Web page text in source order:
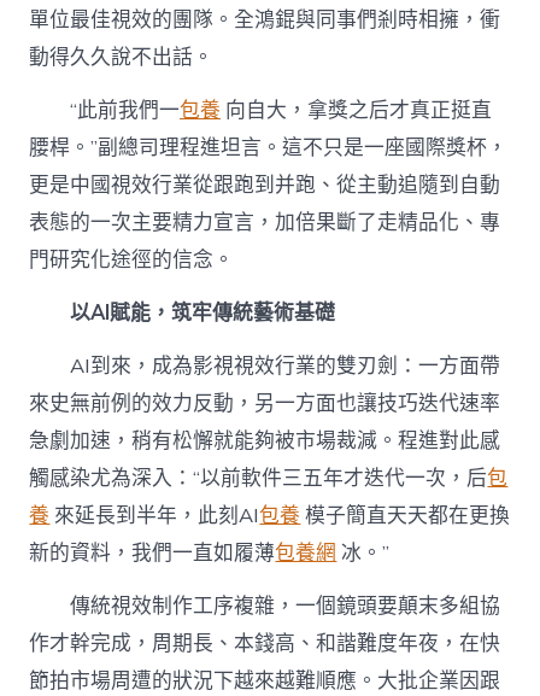
單位最佳視效的團隊。全鴻錕與同事們剎時相擁，衝
動得久久說不出話。
“此前我們一包養 向自大，拿獎之后才真正挺直
腰桿。”副總司理程進坦言。這不只是一座國際獎杯，
更是中國視效行業從跟跑到并跑、從主動追隨到自動
表態的一次主要精力宣言，加倍果斷了走精品化、專
門研究化途徑的信念。
以AI賦能，筑牢傳統藝術基礎
AI到來，成為影視視效行業的雙刃劍：一方面帶
來史無前例的效力反動，另一方面也讓技巧迭代速率
急劇加速，稍有松懈就能夠被市場裁減。程進對此感
觸感染尤為深入：“以前軟件三五年才迭代一次，后包
養 來延長到半年，此刻AI包養 模子簡直天天都在更換
新的資料，我們一直如履薄包養網 冰。”
傳統視效制作工序複雜，一個鏡頭要顛末多組協
作才幹完成，周期長、本錢高、和諧難度年夜，在快
節拍市場周遭的狀況下越來越難順應。大批企業因跟